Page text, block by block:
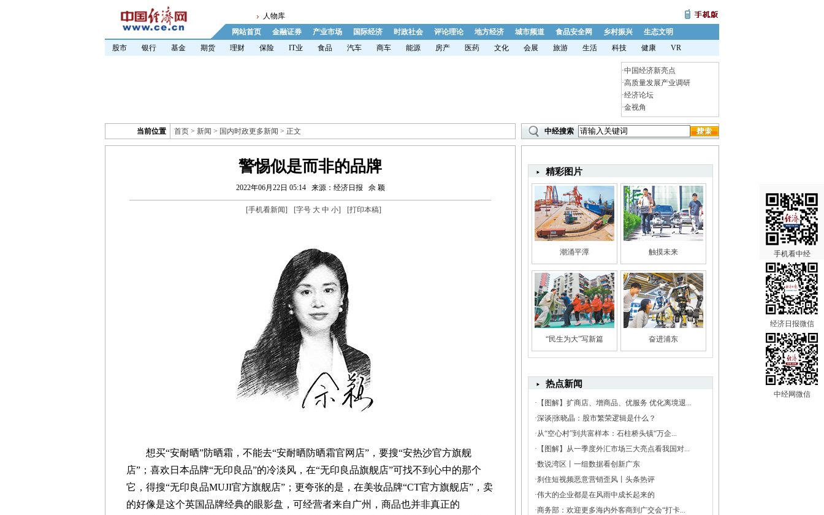
手机看中经
经济日报微信
中经网微信
人物库
网站首页
金融证券 产业市场 国际经济 时政社会 评论理论 地方经济 城市频道 食品安全网 乡村振兴
生态文明
股市
银行 基金 期货 理财 保险 IT业 食品 汽车 商车 能源 房产 医药 文化 会展 旅游 生活 科技 健康 VR
·中国经济新亮点
·高质量发展产业调研
·经济论坛
·金视角
当前位置 首页 > 新闻 > 国内时政更多新闻 > 正文 中经搜索
警惕似是而非的品牌
2022年06月22日 05:14 来源：经济日报 佘 颖
[手机看新闻] [字号 大 中 小] [打印本稿]
想买“安耐晒”防晒霜，不能去“安耐晒防晒霜官网店”，要搜“安热沙官方旗舰
店”；喜欢日本品牌“无印良品”的冷淡风，在“无印良品旗舰店”可找不到心中的那个
它，得搜“无印良品MUJI官方旗舰店”；更夸张的是，在美妆品牌“CT官方旗舰店”，卖
的好像是这个英国品牌经典的眼影盘，可经营者来自广州，商品也并非真正的
精彩图片
潮涌平潭 触摸未来
“民生为大”写新篇 奋进浦东
热点新闻
· 【图解】扩商店、增商品、优服务 优化离境退...
·深谈|张晓晶：股市繁荣逻辑是什么？
·从“空心村”到共富样本：石柱桥头镇“万企...
· 【图解】从一季度外汇市场三大亮点看我国对...
·数说湾区丨一组数据看创新广东
·刹住短视频恶意营销歪风丨头条热评
·伟大的企业都是在风雨中成长起来的
·商务部：欢迎更多海内外客商到广交会“打卡...